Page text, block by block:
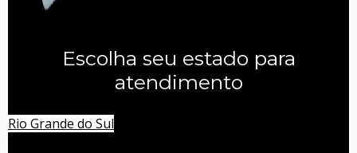
Escolha seu estado para
atendimento
Rio Grande do Sul